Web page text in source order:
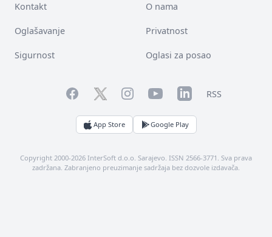
Kontakt O nama
Oglašavanje Privatnost
Sigurnost Oglasi za posao
FacebookTwitterInstagramYouTubeLinkedInRSS
App Store Google Play
Copyright 2000-2026 InterSoft d.o.o. Sarajevo. ISSN 2566-3771. Sva prava
zadržana. Zabranjeno preuzimanje sadržaja bez dozvole izdavača.